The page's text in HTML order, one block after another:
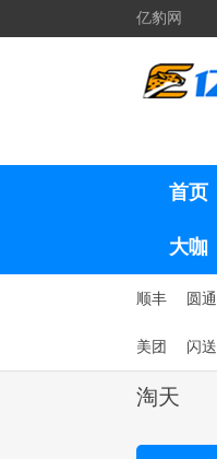
亿豹网
首页
大咖
顺丰 圆通
美团 闪送
淘天